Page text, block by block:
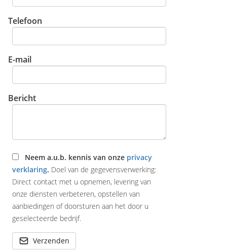
Telefoon
E-mail
Bericht
Neem a.u.b. kennis van onze privacy
verklaring. Doel van de gegevensverwerking:
Direct contact met u opnemen, levering van
onze diensten verbeteren, opstellen van
aanbiedingen of doorsturen aan het door u
geselecteerde bedrijf.
Verzenden